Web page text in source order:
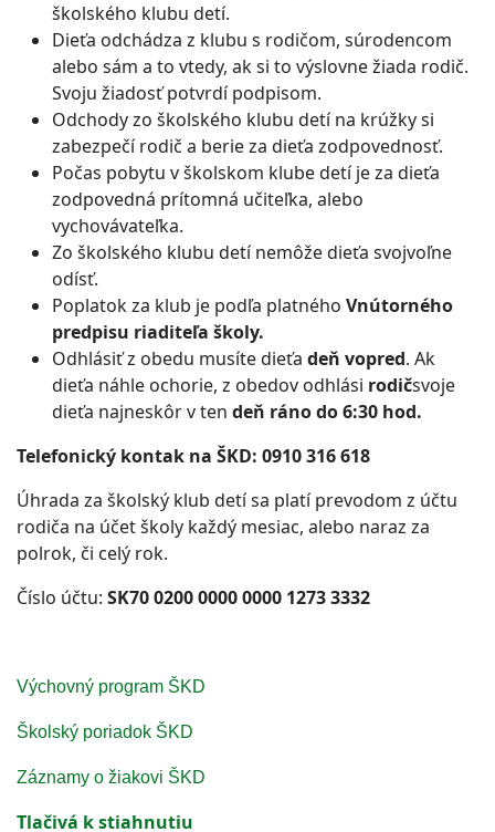
školského klubu detí.
Dieťa odchádza z klubu s rodičom, súrodencom
alebo sám a to vtedy, ak si to výslovne žiada rodič.
Svoju žiadosť potvrdí podpisom.
Odchody zo školského klubu detí na krúžky si
zabezpečí rodič a berie za dieťa zodpovednosť.
Počas pobytu v školskom klube detí je za dieťa
zodpovedná prítomná učiteľka, alebo
vychovávateľka.
Zo školského klubu detí nemôže dieťa svojvoľne
odísť.
Poplatok za klub je podľa platného Vnútorného
predpisu riaditeľa školy.
Odhlásiť z obedu musíte dieťa deň vopred. Ak
dieťa náhle ochorie, z obedov odhlási rodičsvoje
dieťa najneskôr v ten deň ráno do 6:30 hod.
Telefonický kontak na ŠKD: 0910 316 618
Úhrada za školský klub detí sa platí prevodom z účtu
rodiča na účet školy každý mesiac, alebo naraz za
polrok, či celý rok.
Číslo účtu: SK70 0200 0000 0000 1273 3332
Výchovný program ŠKD
Školský poriadok ŠKD
Záznamy o žiakovi ŠKD
Tlačivá k stiahnutiu